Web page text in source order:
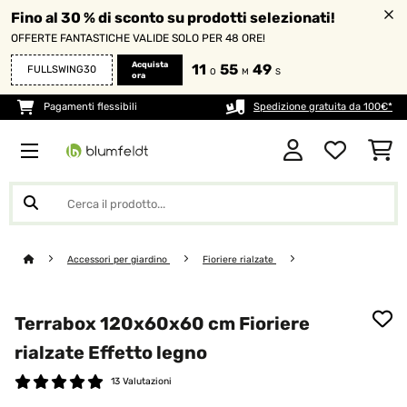
Fino al 30 % di sconto su prodotti selezionati!
OFFERTE FANTASTICHE VALIDE SOLO PER 48 ORE!
FULLSWING30
Acquista
ora
11 O 55 M 47 S
Pagamenti flessibili Spedizione gratuita da 100€*
Accessori per giardino Fioriere rialzate
Terrabox 120x60x60 cm Fioriere
rialzate Effetto legno
13 Valutazioni